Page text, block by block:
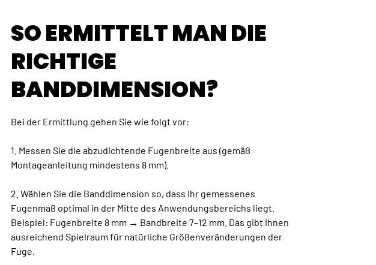
SO ERMITTELT MAN DIE
RICHTIGE
BANDDIMENSION?
Bei der Ermittlung gehen Sie wie folgt vor:
1. Messen Sie die abzudichtende Fugenbreite aus (gemäß
Montageanleitung mindestens 8 mm).
2. Wählen Sie die Banddimension so, dass Ihr gemessenes
Fugenmaß optimal in der Mitte des Anwendungsbereichs liegt.
Beispiel: Fugenbreite 8 mm → Bandbreite 7–12 mm. Das gibt Ihnen
ausreichend Spielraum für natürliche Größenveränderungen der
Fuge.